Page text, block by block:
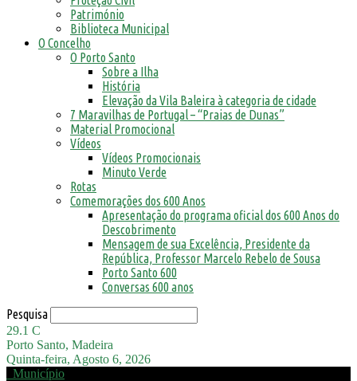
Património
Biblioteca Municipal
O Concelho
O Porto Santo
Sobre a Ilha
História
Elevação da Vila Baleira à categoria de cidade
7 Maravilhas de Portugal – “Praias de Dunas”
Material Promocional
Vídeos
Vídeos Promocionais
Minuto Verde
Rotas
Comemorações dos 600 Anos
Apresentação do programa oficial dos 600 Anos do
Descobrimento
Mensagem de sua Excelência, Presidente da
República, Professor Marcelo Rebelo de Sousa
Porto Santo 600
Conversas 600 anos
Pesquisa
29.1 C
Porto Santo, Madeira
Quinta-feira, Agosto 6, 2026
Município